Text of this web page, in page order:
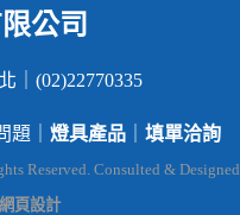
公司
｜(02)22770335
題｜ 燈具產品 填單洽詢
Reserved. Consulted & Designed
頁設計